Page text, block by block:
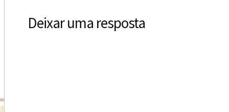
Deixar uma resposta